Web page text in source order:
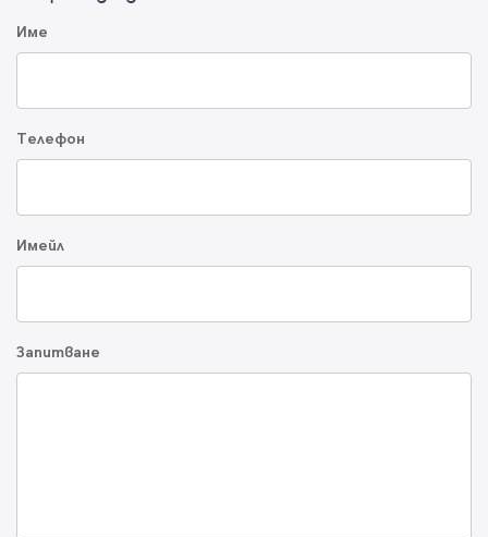
Име
Телефон
Имейл
Запитване